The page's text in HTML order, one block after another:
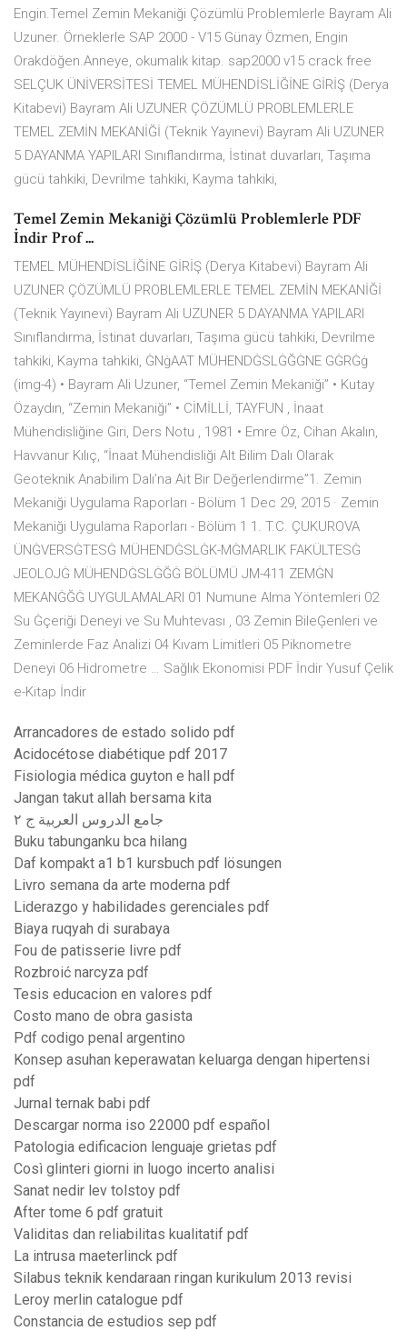
Engin.Temel Zemin Mekaniği Çözümlü Problemlerle Bayram Ali
Uzuner. Örneklerle SAP 2000 - V15 Günay Özmen, Engin
Orakdöğen.Anneye, okumalık kitap. sap2000 v15 crack free
SELÇUK ÜNİVERSİTESİ TEMEL MÜHENDİSLİĞİNE GİRİŞ (Derya
Kitabevi) Bayram Ali UZUNER ÇÖZÜMLÜ PROBLEMLERLE
TEMEL ZEMİN MEKANİĞİ (Teknik Yayınevi) Bayram Ali UZUNER
5 DAYANMA YAPILARI Sınıflandırma, İstinat duvarları, Taşıma
gücü tahkiki, Devrilme tahkiki, Kayma tahkiki,
Temel Zemin Mekaniği Çözümlü Problemlerle PDF
İndir Prof ...
TEMEL MÜHENDİSLİĞİNE GİRİŞ (Derya Kitabevi) Bayram Ali
UZUNER ÇÖZÜMLÜ PROBLEMLERLE TEMEL ZEMİN MEKANİĞİ
(Teknik Yayınevi) Bayram Ali UZUNER 5 DAYANMA YAPILARI
Sınıflandırma, İstinat duvarları, Taşıma gücü tahkiki, Devrilme
tahkiki, Kayma tahkiki, ĠNġAAT MÜHENDĠSLĠĞĠNE GĠRĠġ
(img-4) • Bayram Ali Uzuner, “Temel Zemin Mekaniği” • Kutay
Özaydın, “Zemin Mekaniği” • CİMİLLİ, TAYFUN , İnaat
Mühendisliğine Giri, Ders Notu , 1981 • Emre Öz, Cihan Akalın,
Havvanur Kılıç, “İnaat Mühendisliği Alt Bilim Dalı Olarak
Geoteknik Anabilim Dalı’na Ait Bir Değerlendirme”1. Zemin
Mekaniği Uygulama Raporları - Bölüm 1 Dec 29, 2015 · Zemin
Mekaniği Uygulama Raporları - Bölüm 1 1. T.C. ÇUKUROVA
ÜNĠVERSĠTESĠ MÜHENDĠSLĠK-MĠMARLIK FAKÜLTESĠ
JEOLOJĠ MÜHENDĠSLĠĞĠ BÖLÜMÜ JM-411 ZEMĠN
MEKANĠĞĠ UYGULAMALARI 01 Numune Alma Yöntemleri 02
Su Ġçeriği Deneyi ve Su Muhtevası , 03 Zemin BileĢenleri ve
Zeminlerde Faz Analizi 04 Kıvam Limitleri 05 Piknometre
Deneyi 06 Hidrometre … Sağlık Ekonomisi PDF İndir Yusuf Çelik
e-Kitap İndir
Arrancadores de estado solido pdf
Acidocétose diabétique pdf 2017
Fisiologia médica guyton e hall pdf
Jangan takut allah bersama kita
جامع الدروس العربية ج ٢
Buku tabunganku bca hilang
Daf kompakt a1 b1 kursbuch pdf lösungen
Livro semana da arte moderna pdf
Liderazgo y habilidades gerenciales pdf
Biaya ruqyah di surabaya
Fou de patisserie livre pdf
Rozbroić narcyza pdf
Tesis educacion en valores pdf
Costo mano de obra gasista
Pdf codigo penal argentino
Konsep asuhan keperawatan keluarga dengan hipertensi
pdf
Jurnal ternak babi pdf
Descargar norma iso 22000 pdf español
Patologia edificacion lenguaje grietas pdf
Così glinteri giorni in luogo incerto analisi
Sanat nedir lev tolstoy pdf
After tome 6 pdf gratuit
Validitas dan reliabilitas kualitatif pdf
La intrusa maeterlinck pdf
Silabus teknik kendaraan ringan kurikulum 2013 revisi
Leroy merlin catalogue pdf
Constancia de estudios sep pdf